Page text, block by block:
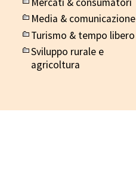
Media & comunicazione
Turismo & tempo libero
Sviluppo rurale e
agricoltura